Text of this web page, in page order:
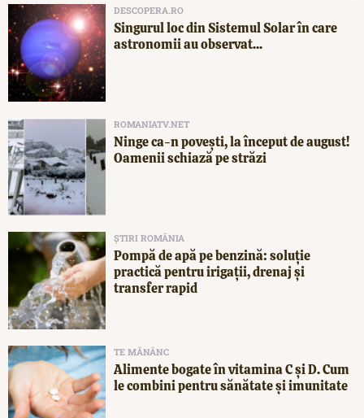
DESCOPERA.RO
Singurul loc din Sistemul Solar în care
astronomii au observat...
ROMANIATV.NET
Ninge ca-n povești, la început de august!
Oamenii schiază pe străzi
ȘTIRI ROMÂNIA
Pompă de apă pe benzină: soluție
practică pentru irigații, drenaj și
transfer rapid
TE MĂNÂNC
Alimente bogate în vitamina C și D. Cum
le combini pentru sănătate și imunitate